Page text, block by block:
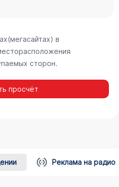
в
сторон.
просчёт
Реклама на радио